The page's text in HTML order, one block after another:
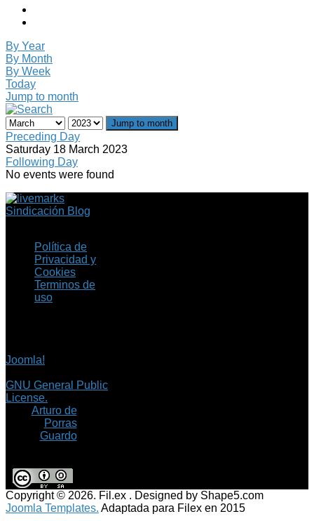
By Year
By Month
By Week
Today
Jump to month
Jump to month
Preceding Day
Saturday 18 March 2023
Following Day
No events were found
Sindicación Blog
Política de
Privacidad y
Cookies
Terminos de
uso
Joomla!
GNU General Public
License.
Arturo de
Porras
Guardo
Copyright © 2026. Fil.ex . Designed by Shape5.com
Joomla Templates. Adaptada para Filex en 2015